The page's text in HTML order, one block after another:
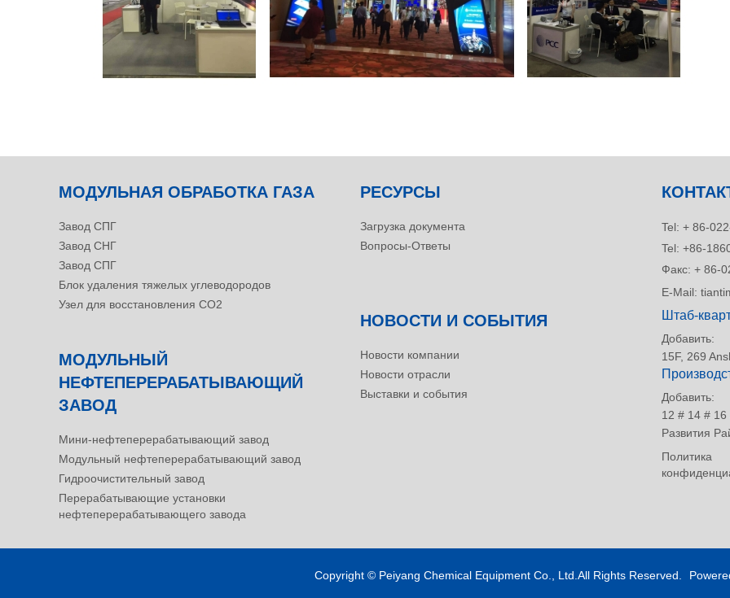
МОДУЛЬНАЯ ОБРАБОТКА ГАЗА
Завод СПГ
Завод СНГ
Завод СПГ
Блок удаления тяжелых углеводородов
Узел для восстановления CO2
МОДУЛЬНЫЙ
НЕФТЕПЕРЕРАБАТЫВАЮЩИЙ
ЗАВОД
Мини-нефтеперерабатывающий завод
Модульный нефтеперерабатывающий завод
Гидроочистительный завод
Перерабатывающие установки
нефтеперерабатывающего завода
РЕСУРСЫ
Загрузка документа
Вопросы-Ответы
НОВОСТИ И СОБЫТИЯ
Новости компании
Новости отрасли
Выставки и события
Tel: + 86-
Tel: +86-
Факс: + 86-
E-Mail:
Штаб-
Добавить:
15F, 269
Добавить:
12 # 14 # 16
Развития
Политика
Copyright © Peiyang Chemical Equipment Co., Ltd.All Rights Reserved.